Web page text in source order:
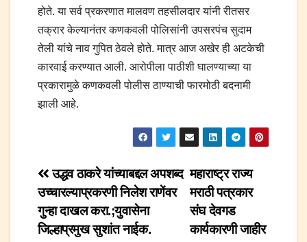
होते. या सर्व प्रकरणात मालवण तहसीलदार यांनी रीतसर
तक्रार केल्यानंतर कणकवली पोलिसांनी उपसरपंच सुदाम
तेली यांचे नाव गुपित ठेवले होते. मात्र आज अखेर ही अटकेची
कारवाई करण्यात आली. आरोपीला पाठीशी घालण्याच्या या
प्रकारामुळे कणकवली पोलीस ठाण्याची फारमोठी बदनामी
झाली आहे.
Post
navigation
महाराष्ट्र राज्य
मराठी पत्रकार
संघ देवगड
कार्यकारणी जाहीर
उद्धव ठाकरे यांच्याबद्दल अपशब्द
उच्चारल्याप्रकरणी निलेश राणेंवर
गुन्हा दाखल करा.;युवासेना
जिल्हाप्रमुख सुशांत नाईक.